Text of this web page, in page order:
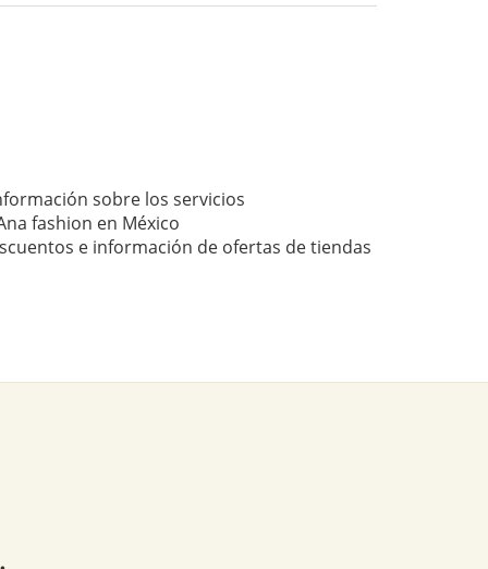
sobre los servicios
fashion en México
e información de ofertas de tiendas